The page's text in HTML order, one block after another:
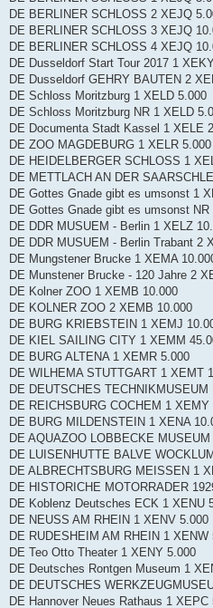
DE BERLINER SCHLOSS 2 XEJQ
DE BERLINER SCHLOSS 3 XEJQ
DE BERLINER SCHLOSS 4 XEJQ
DE Dusseldorf Start Tour 2017 1
DE Dusseldorf GEHRY BAUTEN 2
DE Schloss Moritzburg 1 XELD 5.000
DE Schloss Moritzburg NR 1 XELD
DE Documenta Stadt Kassel 1 XELE
DE ZOO MAGDEBURG 1 XELR 5.000
DE HEIDELBERGER SCHLOSS 1
DE METTLACH AN DER
DE Gottes Gnade gibt es umsonst 1
DE Gottes Gnade gibt es umsonst NR
DE DDR MUSUEM - Berlin 1 XELZ
DE DDR MUSUEM - Berlin Trabant 2
DE Mungstener Brucke 1 XEMA
DE Munstener Brucke - 120 Jahre 2
DE Kolner ZOO 1 XEMB 10.000
DE KOLNER ZOO 2 XEMB 10.000
DE BURG KRIEBSTEIN 1 XEMJ
DE KIEL SAILING CITY 1 XEMM
DE BURG ALTENA 1 XEMR 5.000
DE WILHEMA STUTTGART 1 XEMT
DE DEUTSCHES
DE REICHSBURG COCHEM 1 XEMY
DE BURG MILDENSTEIN 1 XENA
DE AQUAZOO LOBBECKE
DE LUISENHUTTE BALVE
DE ALBRECHTSBURG MEISSEN 1
DE HISTORICHE MOTORRADER
DE Koblenz Deutsches ECK 1 XENU
DE NEUSS AM RHEIN 1 XENV 5.000
DE RUDESHEIM AM RHEIN 1 XENW
DE Teo Otto Theater 1 XENY 5.000
DE Deutsches Rontgen Museum 1
DE DEUTSCHES
DE Hannover Neues Rathaus 1 XEPC